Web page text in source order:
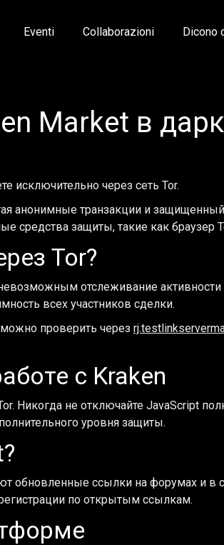
Eventi Collaborazioni Dicono
Market в
исключительно через сеть Tor.
анонимные транзакции и
средства защиты, такие как браузер
Tor?
отслеживание активности
всех участников сделки.
проверить через
с Kraken
Никогда не отключайте JavaScript
уровня защиты.
обновленные ссылки на форумах и в
по открытым ссылкам.